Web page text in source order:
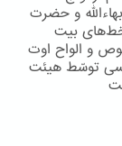
و حضرت
بیت
و الواح اوت
توسّط هیئت